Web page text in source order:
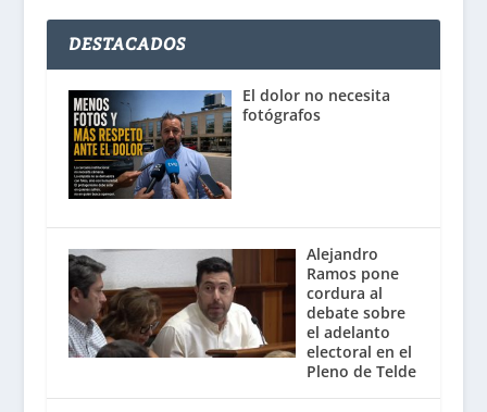
DESTACADOS
El dolor no necesita
fotógrafos
Alejandro
Ramos pone
cordura al
debate sobre
el adelanto
electoral en el
Pleno de Telde